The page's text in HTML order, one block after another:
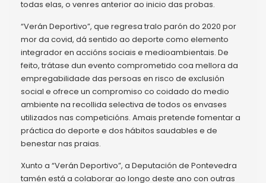
todas elas, o venres anterior ao inicio das probas.
“Verán Deportivo”, que regresa tralo parón do 2020 por
mor da covid, dá sentido ao deporte como elemento
integrador en accións sociais e medioambientais. De
feito, trátase dun evento comprometido coa mellora da
empregabilidade das persoas en risco de exclusión
social e ofrece un compromiso co coidado do medio
ambiente na recollida selectiva de todos os envases
utilizados nas competicións. Amais pretende fomentar a
práctica do deporte e dos hábitos saudables e de
benestar nas praias.
Xunto a “Verán Deportivo”, a Deputación de Pontevedra
tamén está a colaborar ao longo deste ano con outras